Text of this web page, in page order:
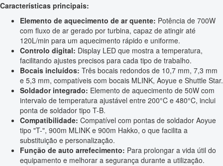
Características principais:
Elemento de aquecimento de ar quente: Potência de 700W
com fluxo de ar gerado por turbina, capaz de atingir até
120L/min para um aquecimento rápido e uniforme.
Controlo digital: Display LED que mostra a temperatura,
facilitando ajustes precisos para cada tipo de trabalho.
Bocais incluídos: Três bocais redondos de 10,7 mm, 7,3 mm
e 5,3 mm, compatíveis com bocais MLINK, Aoyue e Shuttle Star.
Soldador integrado: Elemento de aquecimento de 50W com
intervalo de temperatura ajustável entre 200°C e 480°C, inclui
ponta de soldador tipo T-B.
Compatibilidade: Compatível com pontas de soldador Aoyue
tipo "T-", 900m MLINK e 900m Hakko, o que facilita a
substituição e personalização.
Função de auto arrefecimento: Para prolongar a vida útil do
equipamento e melhorar a segurança durante a utilização.